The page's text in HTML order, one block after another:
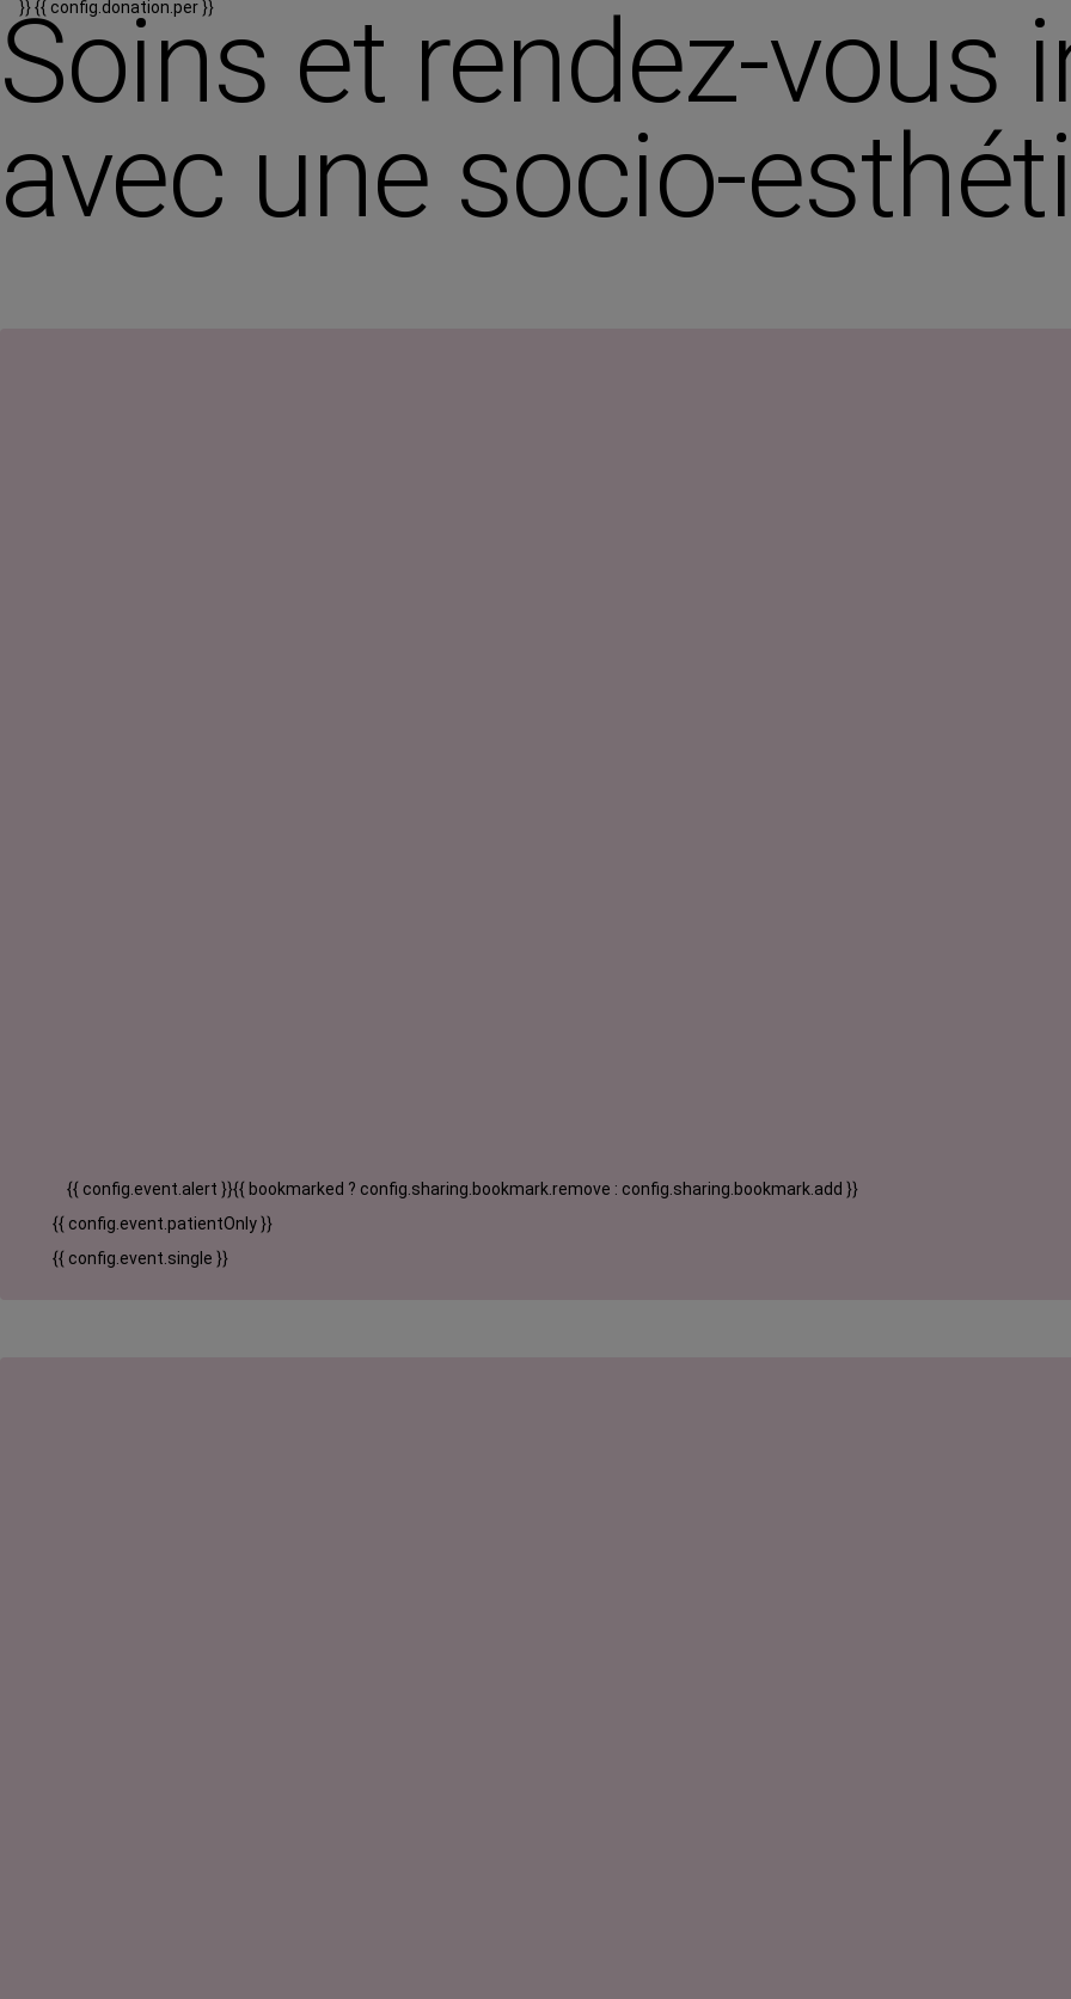
}}{{ config.donation.per }}
Soins et rendez-vous
avec une socio-
{{ config.event.alert }}{{ bookmarked ? config.sharing.bookmark.remove : config.sharing.bookmark.add }}
{{ config.event.patientOnly }}
{{ config.event.single }}